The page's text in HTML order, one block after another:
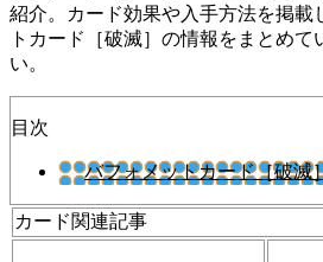
紹介。カード効果や入手方法を掲載
トカード［破滅］の情報をまとめて
い。
目次
バフォメットカード［破滅
カード関連記事